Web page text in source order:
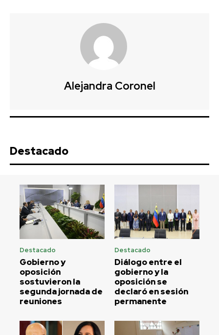
Alejandra Coronel
Destacado
Destacado
Gobierno y
oposición
sostuvieron la
segunda jornada de
reuniones
Destacado
Diálogo entre el
gobierno y la
oposición se
declaró en sesión
permanente